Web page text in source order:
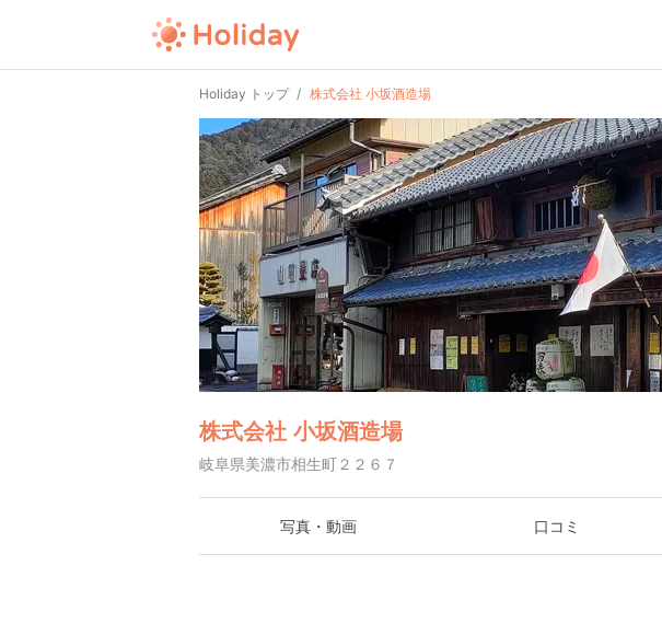
Holiday トップ 株式会社 小坂酒造場
株式会社 小坂酒造場
岐阜県美濃市相生町２２６７
写真・動画 口コミ